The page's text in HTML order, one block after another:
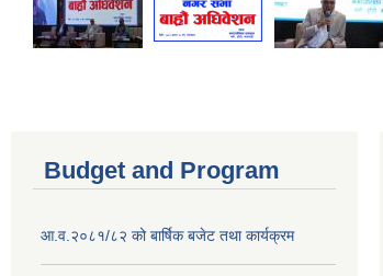
Budget and Program
आ.व.२०८१/८२ को बार्षिक बजेट तथा कार्यक्रम